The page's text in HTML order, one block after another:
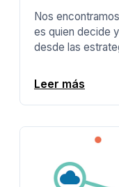
Nos
es quien decide
desde las
Leer más